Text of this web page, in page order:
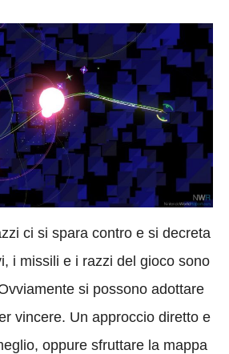
ci si spara contro e si decreta
i missili e i razzi del gioco sono
si possono adottare
vincere. Un approccio diretto e
oppure sfruttare la mappa